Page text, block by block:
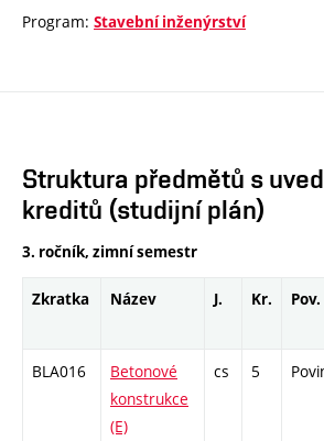
Program: Stavební inženýrství
Struktura předmětů s
kreditů (studijní plán)
3. ročník, zimní semestr
Zkratka Název J. Kr. Pov.
BLA016
Betonové
konstrukce
(E)
cs 5